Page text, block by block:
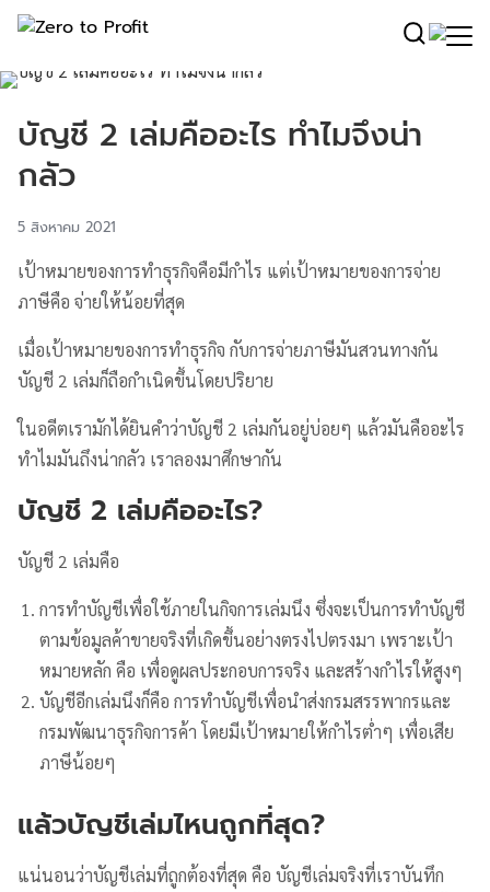
บัญชี 2 เล่มคืออะไร ทำไมจึงน่า
กลัว
5 สิงหาคม 2021
เป้าหมายของการทำธุรกิจคือมีกำไร แต่เป้าหมายของการจ่าย
ภาษีคือ จ่ายให้น้อยที่สุด
เมื่อเป้าหมายของการทำธุรกิจ กับการจ่ายภาษีมันสวนทางกัน
บัญชี 2 เล่มก็ถือกำเนิดขึ้นโดยปริยาย
ในอดีตเรามักได้ยินคำว่าบัญชี 2 เล่มกันอยู่บ่อยๆ แล้วมันคืออะไร
ทำไมมันถึงน่ากลัว เราลองมาศึกษากัน
บัญชี 2 เล่มคืออะไร?
บัญชี 2 เล่มคือ
การทำบัญชีเพื่อใช้ภายในกิจการเล่มนึง ซึ่งจะเป็นการทำบัญชี
ตามข้อมูลค้าขายจริงที่เกิดขึ้นอย่างตรงไปตรงมา เพราะเป้า
หมายหลัก คือ เพื่อดูผลประกอบการจริง และสร้างกำไรให้สูงๆ
บัญชีอีกเล่มนึงก็คือ การทำบัญชีเพื่อนำส่งกรมสรรพากรและ
กรมพัฒนาธุรกิจการค้า โดยมีเป้าหมายให้กำไรต่ำๆ เพื่อเสีย
ภาษีน้อยๆ
แล้วบัญชีเล่มไหนถูกที่สุด?
แน่นอนว่าบัญชีเล่มที่ถูกต้องที่สุด คือ บัญชีเล่มจริงที่เราบันทึก